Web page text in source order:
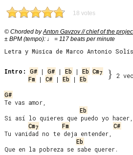
18 votes
© Chorded byAnton Gavzov // chief of the
± BPM (tempo): ♩ = 117 beats per minute
Letra y Música de Marco Antonio Solís
Intro: G# | G# | Eb | Eb Cm7
Fm | C# | Eb | Eb } 2
G#
Te vas amor,
Eb
Si así lo quieres que puedo yo hacer,
Cm7 Fm
C#
Tu vanidad no te deja entender,
Eb
Que en la pobreza se sabe querer.